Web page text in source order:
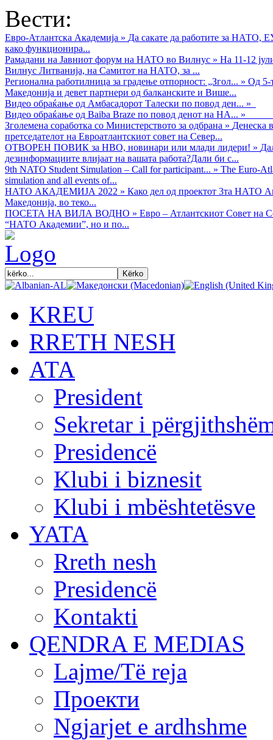
Вести:
Евро-Атлантска Академија » Да сакате да работите за НАТО,
како функционира...
Рамадани на Јавниот форум на НАТО во Вилнус » На 11-12
Вилнус Литванија, на Самитот на НАТО, за ...
Регионална работилница за градење отпорност: „Згол... » Од 5-
Македонија и девет партнери од балканските и Више...
Видео обраќањe од Амбасадорот Талески по повод ден... »
Видео обраќање од Baiba Braze по повод денот на НА... »
Зголемена соработка со Министерството за одбрана » Денеска
претседателот на Евроатлантскиот совет на Север...
ОТВОРЕН ПОВИК за НВО, новинари или млади лидери! »
дезинформациите влијаат на вашата работа?Дали би с...
9th NATO Student Simulation – Call for participant... » The Euro-
simulation and all events of...
НАТО АКАДЕМИЈА 2022 » Како дел од проектот 3та НАТО
Македонија, во теко...
ПОСЕТА НА ВИЛА ВОДНО » Евро – Атлантскиот Совет на
“НАТО Академии”, но и по...
KREU
RRETH NESH
АТА
President
Sekretar i
Presidencë
Klubi i biznesit
Klubi i mbështetësve
YATA
Rreth nesh
Presidencë
Kontakti
QENDRA E MEDIAS
Lajme/Të reja
Проекти
Ngjarjet e ardhshme